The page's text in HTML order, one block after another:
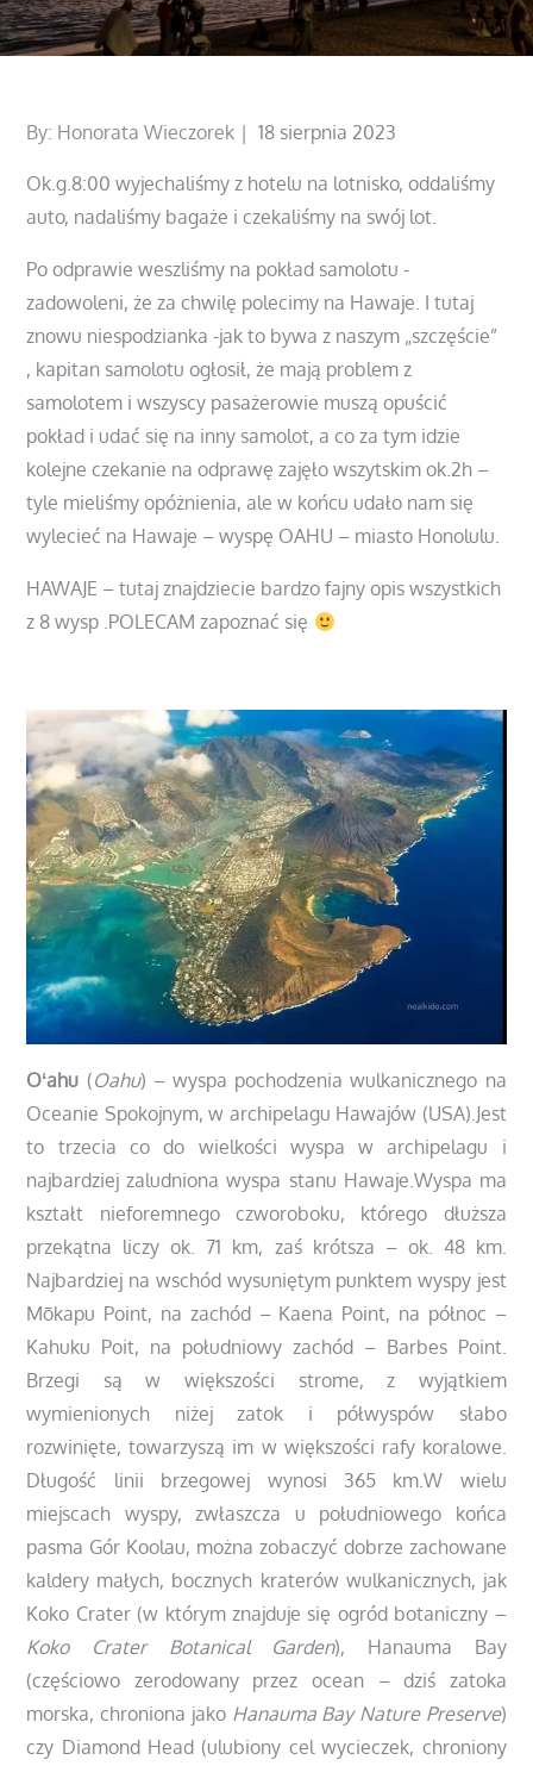
By: Honorata Wieczorek
Posted
18 sierpnia 2023
Ok.g.8:00 wyjechaliśmy z hotelu na lotnisko, oddaliśmy
auto, nadaliśmy bagaże i czekaliśmy na swój lot.
Po odprawie weszliśmy na pokład samolotu -
zadowoleni, że za chwilę polecimy na Hawaje. I tutaj
znowu niespodzianka -jak to bywa z naszym „szczęście”
, kapitan samolotu ogłosił, że mają problem z
samolotem i wszyscy pasażerowie muszą opuścić
pokład i udać się na inny samolot, a co za tym idzie
kolejne czekanie na odprawę zajęło wszytskim ok.2h –
tyle mieliśmy opóżnienia, ale w końcu udało nam się
wylecieć na Hawaje – wyspę OAHU – miasto Honolulu.
HAWAJE – tutaj znajdziecie bardzo fajny opis wszystkich
z 8 wysp .POLECAM zapoznać się
Oʻahu (Oahu) – wyspa pochodzenia wulkanicznego na
Oceanie Spokojnym, w archipelagu Hawajów (USA).Jest
to trzecia co do wielkości wyspa w archipelagu i
najbardziej zaludniona wyspa stanu Hawaje.Wyspa ma
kształt nieforemnego czworoboku, którego dłuższa
przekątna liczy ok. 71 km, zaś krótsza – ok. 48 km.
Najbardziej na wschód wysuniętym punktem wyspy jest
Mōkapu Point, na zachód – Kaena Point, na północ –
Kahuku Poit, na południowy zachód – Barbes Point.
Brzegi są w większości strome, z wyjątkiem
wymienionych niżej zatok i półwyspów słabo
rozwinięte, towarzyszą im w większości rafy koralowe.
Długość linii brzegowej wynosi 365 km.W wielu
miejscach wyspy, zwłaszcza u południowego końca
pasma Gór Koolau, można zobaczyć dobrze zachowane
kaldery małych, bocznych kraterów wulkanicznych, jak
Koko Crater (w którym znajduje się ogród botaniczny –
Koko Crater Botanical Garden), Hanauma Bay
(częściowo zerodowany przez ocean – dziś zatoka
morska, chroniona jako Hanauma Bay Nature Preserve)
czy Diamond Head (ulubiony cel wycieczek, chroniony